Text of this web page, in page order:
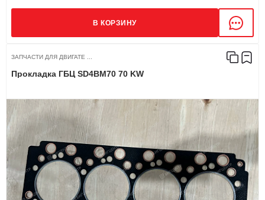
В КОРЗИНУ
ЗАПЧАСТИ ДЛЯ ДВИГАТЕ ...
Прокладка ГБЦ SD4BM70 70 KW